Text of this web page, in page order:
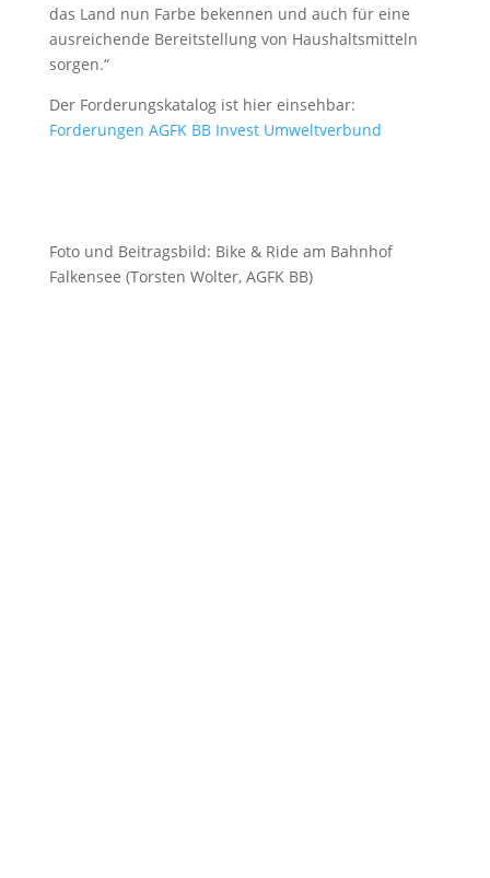
das Land nun Farbe bekennen und auch für eine
ausreichende Bereitstellung von Haushaltsmitteln
sorgen.“
Der Forderungskatalog ist hier einsehbar:
Forderungen AGFK BB Invest Umweltverbund
Foto und Beitragsbild: Bike & Ride am Bahnhof
Falkensee (Torsten Wolter, AGFK BB)